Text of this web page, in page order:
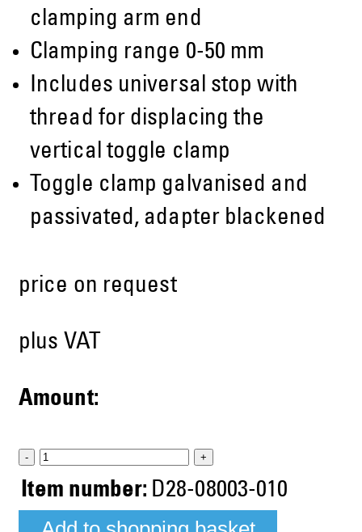
clamping arm end
Clamping range 0-50 mm
Includes universal stop with
thread for displacing the
vertical toggle clamp
Toggle clamp galvanised and
passivated, adapter blackened
price on request
plus VAT
Amount:
- +
Item number: D28-08003-010